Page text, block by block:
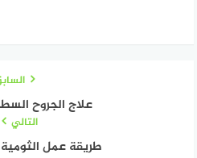
علاج الجروح
التالي
طريقة عمل